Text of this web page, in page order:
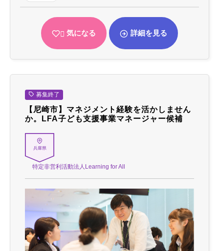
気になる 詳細を見る
募集終了
【尼崎市】マネジメント経験を活かしません
か。LFA子ども支援事業マネージャー候補
兵庫県
特定非営利活動法人Learning for All